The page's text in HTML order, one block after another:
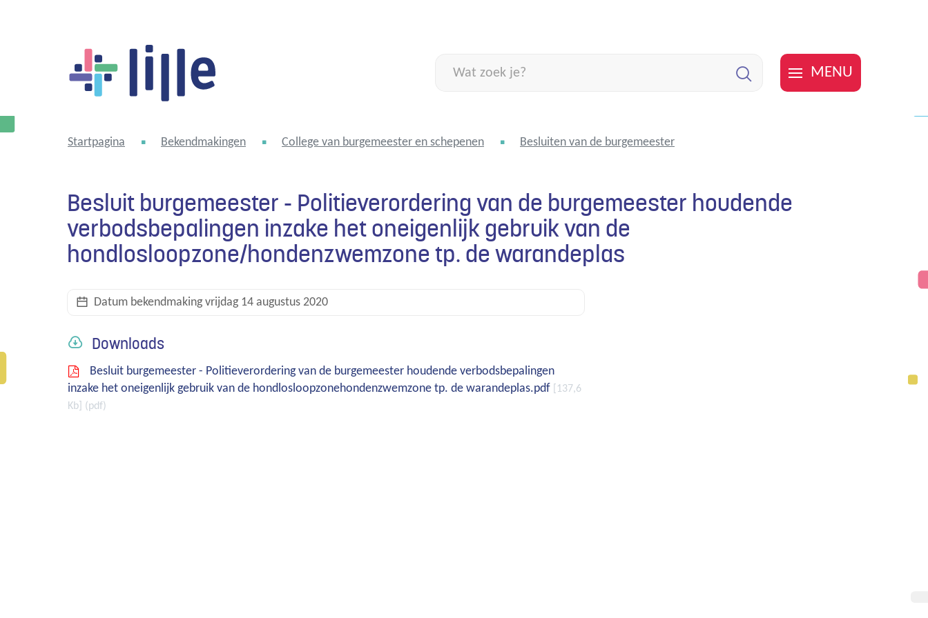
Lille
zoek
MENU
Startpagina Bekendmakingen College van burgemeester en schepenen Besluiten van de burgemeester
Besluit burgemeester - Politieverordering van de burgemeester houdende
verbodsbepalingen inzake het oneigenlijk gebruik van de
hondlosloopzone/hondenzwemzone tp. de warandeplas
Datum bekendmakingvrijdag 14 augustus 2020
Downloads
Besluit burgemeester - Politieverordering van de burgemeester houdende verbodsbepalingen
inzake het oneigenlijk gebruik van de hondlosloopzonehondenzwemzone tp. de warandeplas.pdf
137,6
Kb
pdf